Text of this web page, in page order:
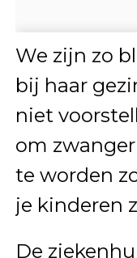
We zijn zo
bij haar
niet
om
te worden
je kinderen
De